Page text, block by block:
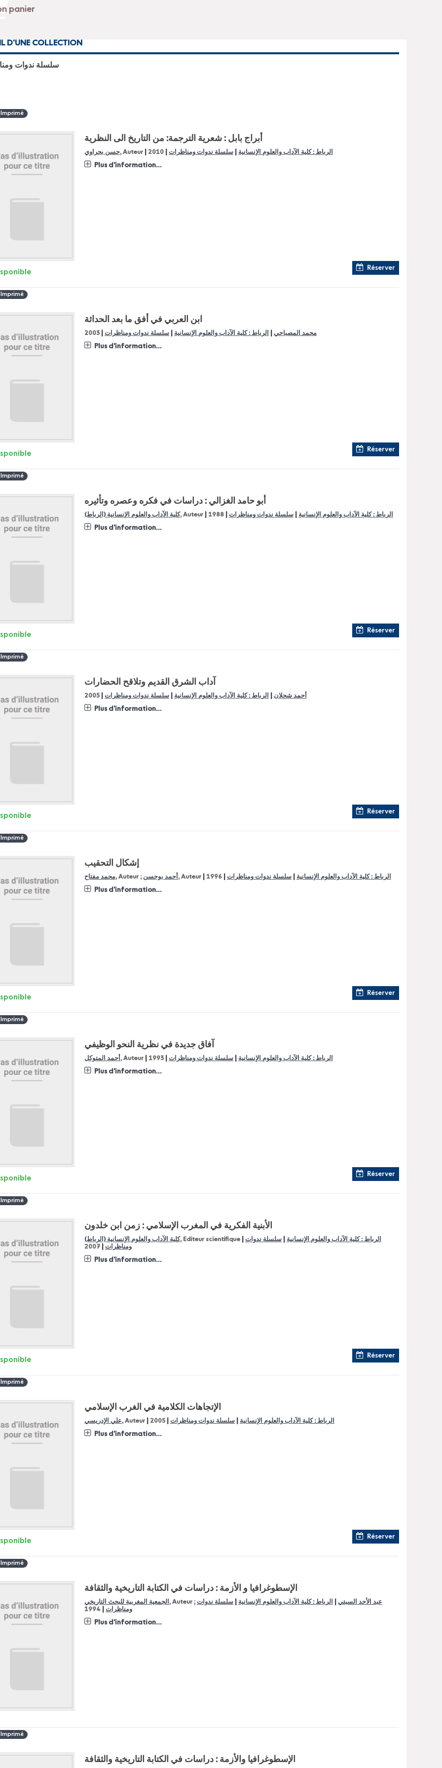
D'UNE COLLECTION
سلسلة ندوات
أبراج بابل : شعرية الترجمة: من التاريخ الى النظرية
حسن بحراوي, Auteur الرباط : كلية الآداب والعلوم الإنسانية |سلسلة ندوات ومناظرات |
2010
Plus d'information...
Réserver
Imprimé
ابن العربي في أفق ما بعد الحداثة
محمد المصباحي الرباط : كلية الآداب والعلوم الإنسانية |سلسلة ندوات ومناظرات |
2003
Plus d'information...
Réserver
أبو حامد الغزالي : دراسات في فكره وعصره وتأثيره
كلية الآداب والعلوم الإنسانية (الرباط), Auteur الرباط : كلية الآداب والعلوم الإنسانية |سلسلة ندوات ومناظرات |
1988
Plus d'information...
Réserver
آداب الشرق القديم وتلاقح الحضارات
أحمد شحلان الرباط : كلية الآداب والعلوم الإنسانية |سلسلة ندوات ومناظرات |
2005
Plus d'information...
Réserver
Imprimé
إشكال التحقيب
محمد مفتاح, Auteur ; أحمد بوحسن , Auteur الرباط : كلية الآداب والعلوم الإنسانية |سلسلة ندوات ومناظرات |
1996
Plus d'information...
Réserver
آفاق جديدة في نظرية النحو الوظيفي
أحمد المتوكل , Auteur الرباط : كلية الآداب والعلوم الإنسانية |سلسلة ندوات ومناظرات |
1993
Plus d'information...
Réserver
الأبنية الفكرية في المغرب الإسلامي : زمن ابن خلدون
كلية الآداب والعلوم الإنسانية (الرباط), Editeur scientifique الرباط : كلية الآداب والعلوم الإنسانية |سلسلة ندوات
ومناظرات |
2007
Plus d'information...
Réserver
الإتجاهات الكلامية في الغرب الإسلامي
علي الإدريسي, Auteur الرباط : كلية الآداب والعلوم الإنسانية |سلسلة ندوات ومناظرات |
2005
Plus d'information...
Réserver
الإسطوغرافيا و الأزمة : دراسات في الكتابة التاريخية والثقافة
الجمعية المغربية للبحث التاريخي , Auteur ; عبد الأحد السبتي الرباط : كلية الآداب والعلوم الإنسانية |سلسلة ندوات
ومناظرات |
1994
Plus d'information...
Imprimé
الإسطوغرافيا والأزمة : دراسات في الكتابة التاريخية والثقافة